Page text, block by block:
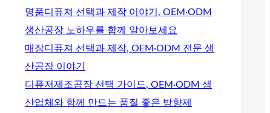
명품디퓨져 선택과 제작 이야기, OEM·ODM
생산공장 노하우를 함께 알아보세요
매장디퓨져 선택과 제작, OEM·ODM 전문 생
산공장 이야기
디퓨저제조공장 선택 가이드, OEM·ODM 생
산업체와 함께 만드는 품질 좋은 방향제